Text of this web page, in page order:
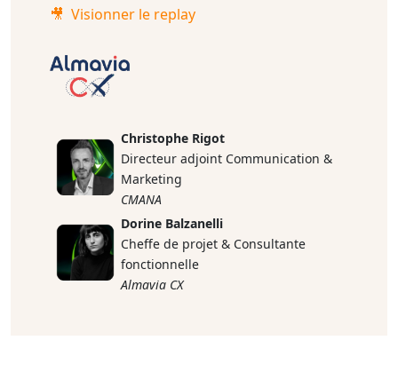
🎥 Visionner le replay
Christophe Rigot
Directeur adjoint Communication &
Marketing
CMANA
Dorine Balzanelli
Cheffe de projet & Consultante
fonctionnelle
Almavia CX